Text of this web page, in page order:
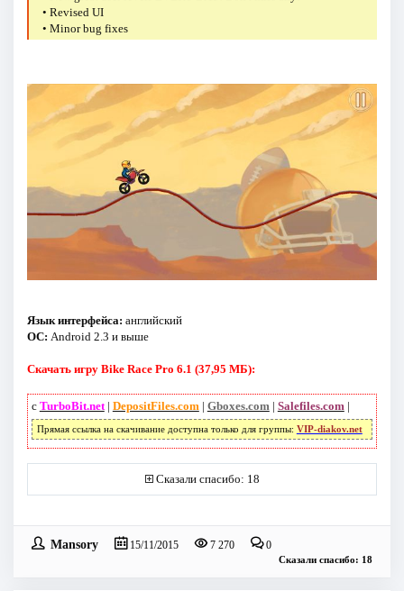
• Revised UI
• Minor bug fixes
Язык интерфейса: английский
ОС: Android 2.3 и выше
Скачать игру Bike Race Pro 6.1 (37,95 МБ):
с TurboBit.net| DepositFiles.com| Gboxes.com| Salefiles.com|
Прямая ссылка на скачивание доступна только для группы: VIP-diakov.net
Сказали спасибо: 18
Mansory 15/11/2015 7 270 0
Сказали спасибо: 18